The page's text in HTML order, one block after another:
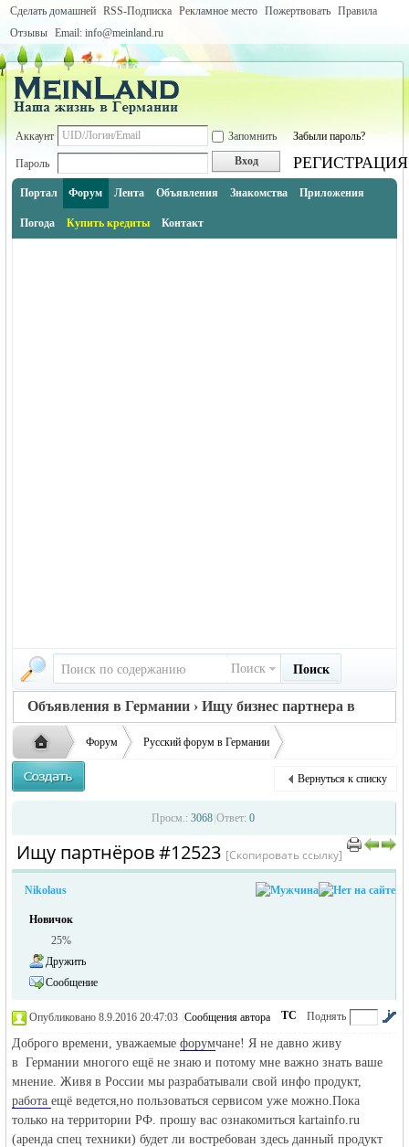
Сделать домашней RSS-Подписка Рекламное место Пожертвовать Правила
Отзывы Email: info@meinland.ru
Аккаунт Запомнить Забыли пароль?
Пароль Вход РЕГИСТРАЦИЯ
Портал Форум Лента Объявления Знакомства Приложения
Погода Купить кредиты Контакт
Поиск Поиск
Объявления в Германии › Ищу бизнес партнера в
ГерманииФорум Русский форум в Германии
Объявления в Германии
›
Ищу бизнес партнера в Германии
›
Вернуться к списку
Просм.: 3068 Ответ: 0
Ищу партнёров #12523 [Скопировать ссылку]
Nikolaus
Новичок
25%
Дружить
Сообщение
Поднять
ТС
Опубликовано 8.9.2016 20:47:03 Сообщения автора
Доброго времени, уважаемыефорумчане! Я не давно живу
в Германии многого ещё не знаю и потому мне важно знать ваше
мнение. Живя в России мы разрабатывали свой инфо продукт,
работаещё ведется,но пользоваться сервисом уже можно.Пока
только на территории РФ. прошу вас ознакомиться kartainfo.ru
(аренда спец техники) будет ли востребован здесь данный продукт